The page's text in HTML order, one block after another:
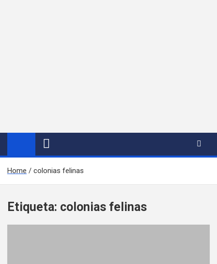
Home colonias felinas
Etiqueta: colonias felinas